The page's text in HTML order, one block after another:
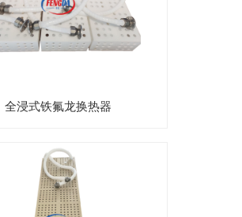
全浸式铁氟龙换热器